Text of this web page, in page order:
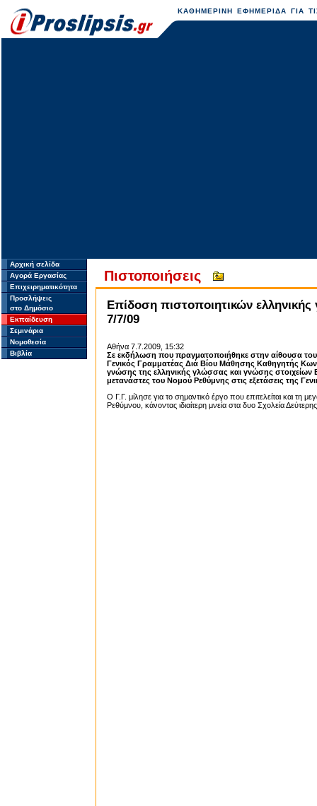
ΚΑΘΗΜΕΡΙΝΗ ΕΦΗΜΕΡΙΔΑ ΓΙΑ
Αρχική σελίδα
Αγορά Εργασίας
Επιχειρηματικότητα
Προσλήψεις
στο Δημόσιο
Εκπαίδευση
Σεμινάρια
Νομοθεσία
Βιβλία
Πιστοποιήσεις
Επίδοση πιστοποιητικών
7/7/09
Αθήνα 7.7.2009, 15:32
Σε εκδήλωση που πραγματοποιήθηκε στην αίθουσα
Γενικός Γραμματέας Διά Βίου Μάθησης Καθηγητής
γνώσης της ελληνικής γλώσσας και γνώσης στοιχείων
μετανάστες του Νομού Ρεθύμνης στις εξετάσεις της
Ο Γ.Γ. μίλησε για το σημαντικό έργο που επιτελείται και τη
Ρεθύμνου, κάνοντας ιδιαίτερη μνεία στα δυο Σχολεία